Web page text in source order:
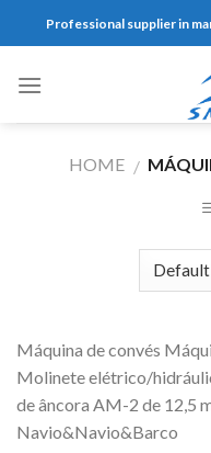
Professional supplier in
HOME /
Máquina de convés
Molinete elétrico/
de âncora AM-2 de 12,5
Navio&Navio&Barco